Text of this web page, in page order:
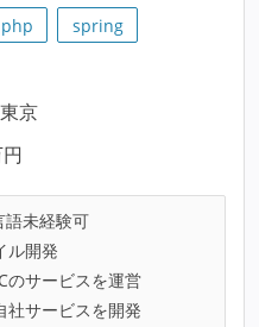
php
spring
東京
語未経験可
ル開発
のサービスを運営
社サービスを開発